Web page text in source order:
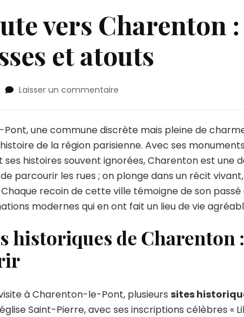
vers Charenton
et atouts
Laisser un commentaire
vers
:
découvrez
ses
richesses
et
atouts
une commune discrète mais pleine de
de la région parisienne. Avec ses
histoires souvent ignorées, Charenton est une
parcourir les rues ; on plonge dans un récit
recoin de cette ville témoigne de son
modernes qui en ont fait un lieu de vie
historiques de Charenton
à Charenton-le-Pont, plusieurs sites
Saint-Pierre, avec ses inscriptions célèbres «